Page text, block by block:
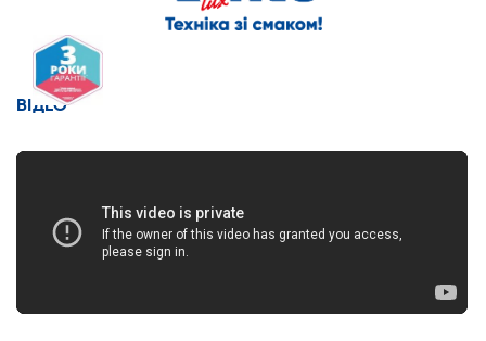
ВІДЕО